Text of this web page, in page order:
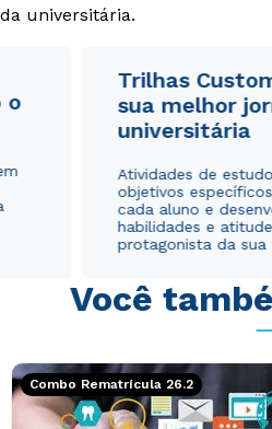
universitária.
o
Trilhas
sua melhor
universitária
Atividades de
objetivos
cada aluno e
habilidades e
protagonista da sua
Você
Combo Rematrícula 26.2
Estou de
autorizo que
envio de
Estou de
autorizo que
envio de